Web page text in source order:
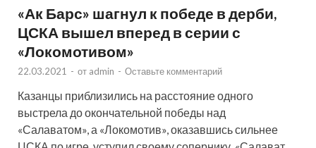
«Ак Барс» шагнул к победе в дерби,
ЦСКА вышел вперед в серии с
«Локомотивом»
22.03.2021 - от admin - Оставьте комментарий
Казанцы приблизились на расстояние одного
выстрела до окончательной победы над
«Салаватом», а «Локомотив», оказавшись сильнее